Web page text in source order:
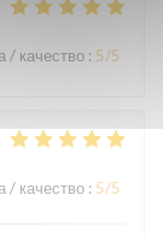
/ качество : 5/5
/ качество : 5/5